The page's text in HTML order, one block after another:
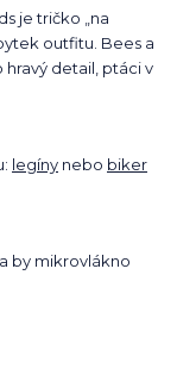
je tričko „na
outfitu. Bees a
hravý detail, ptáci v
legíny nebo biker
by mikrovlákno